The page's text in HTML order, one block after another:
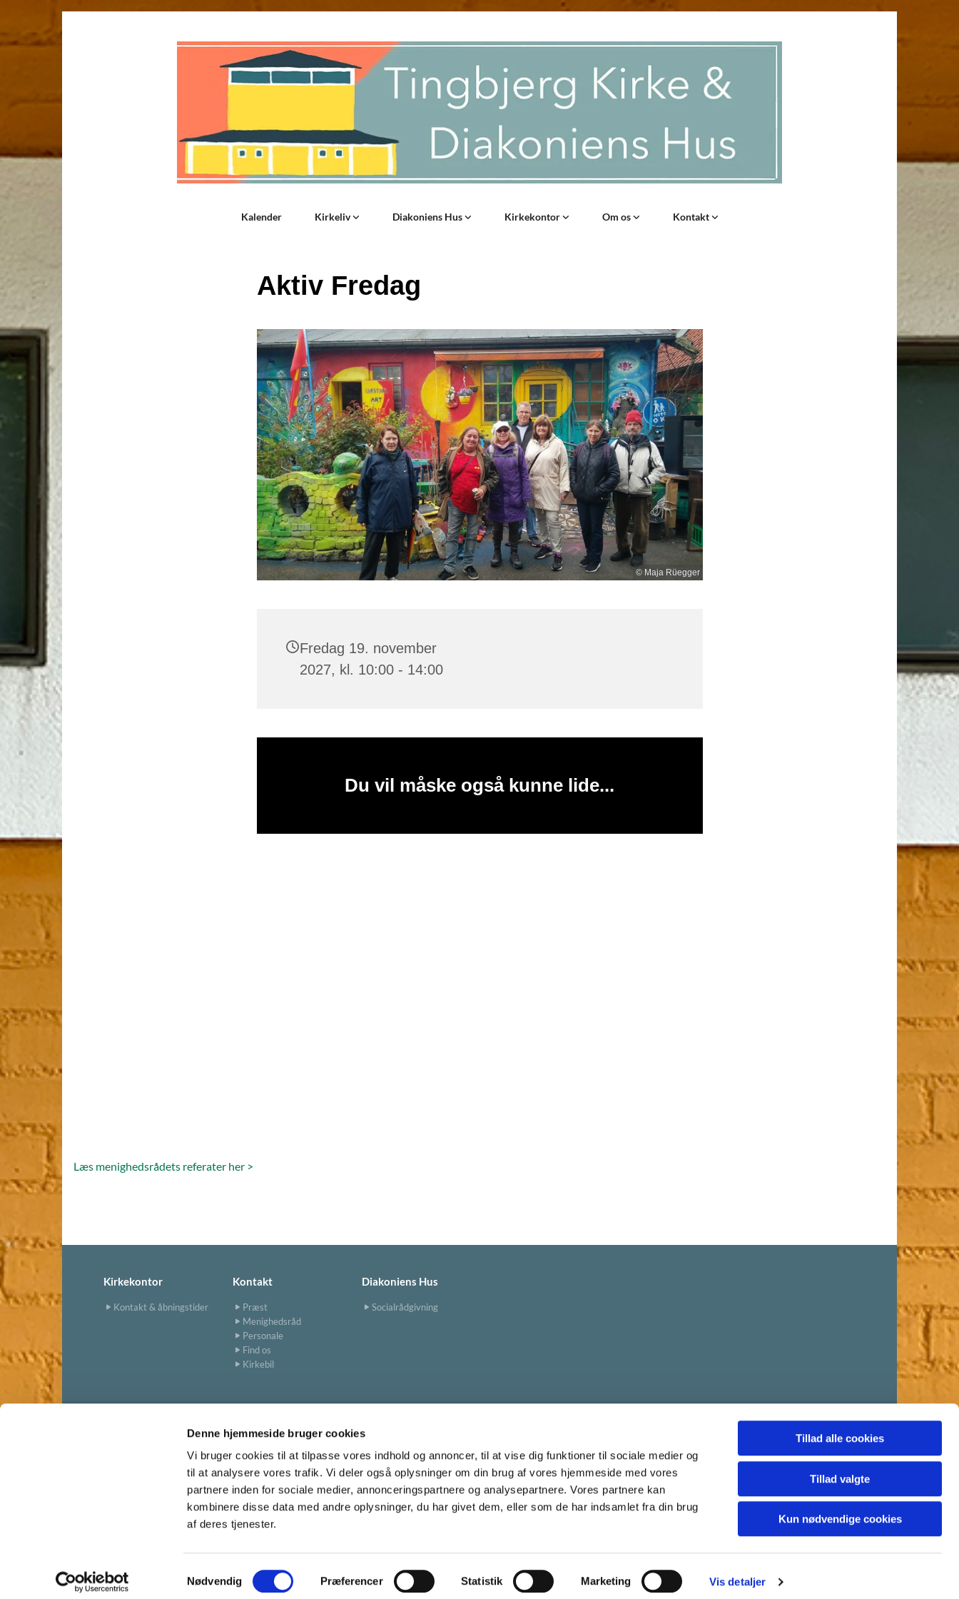
Denne hjemmeside bruger cookies
Vi bruger cookies til at tilpasse vores indhold og annoncer, til at vise dig funktioner til sociale medier og
til at analysere vores trafik. Vi deler også oplysninger om din brug af vores hjemmeside med vores
partnere inden for sociale medier, annonceringspartnere og analysepartnere. Vores partnere kan
kombinere disse data med andre oplysninger, du har givet dem, eller som de har indsamlet fra din brug
af deres tjenester.
a
Nødvendig Præferencer Statistik Marketing Vis detaljer
Tillad alle cookies
Tillad valgte
Kun nødvendige cookies
Kalender Kirkeliv Diakoniens Hus Kirkekontor Om os Kontakt
Aktiv Fredag
© Maja Rüegger
Fredag 19. november
2027, kl. 10:00 - 14:00
Du vil måske også kunne lide...
Læs menighedsrådets referater her >
Kirkekontor
Kontakt & åbningstider
Kontakt
Præst
Menighedsråd
Personale
Find os
Kirkebil
Diakoniens Hus
Socialrådgivning
Cookiepolitik